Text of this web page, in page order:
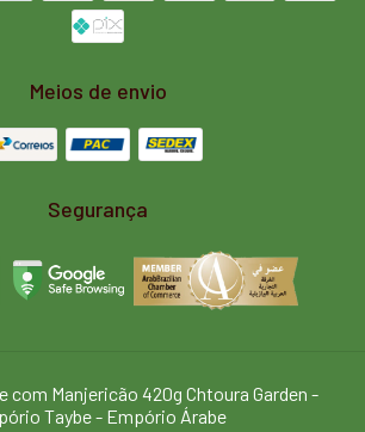
Meios de envio
Segurança
com Manjericão 420g Chtoura Garden -
Taybe - Empório Árabe